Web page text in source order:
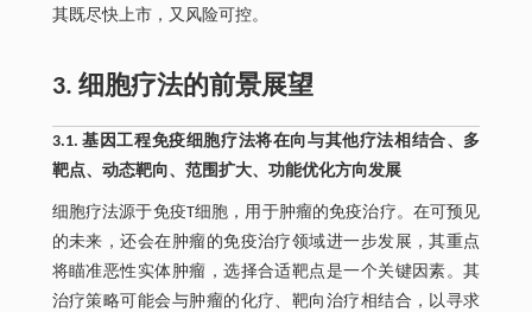
其既尽快上市，又风险可控。
3. 细胞疗法的前景展望
3.1. 基因工程免疫细胞疗法将在向与其他疗法相结合、多
靶点、动态靶向、范围扩大、功能优化方向发展
细胞疗法源于免疫T细胞，用于肿瘤的免疫治疗。在可预见
的未来，还会在肿瘤的免疫治疗领域进一步发展，其重点
将瞄准恶性实体肿瘤，选择合适靶点是一个关键因素。其
治疗策略可能会与肿瘤的化疗、靶向治疗相结合，以寻求